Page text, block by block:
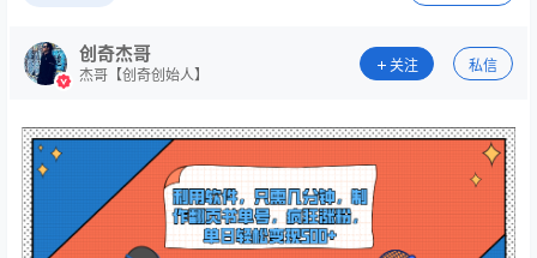
创奇杰哥
杰哥【创奇创始人】
关注 私信